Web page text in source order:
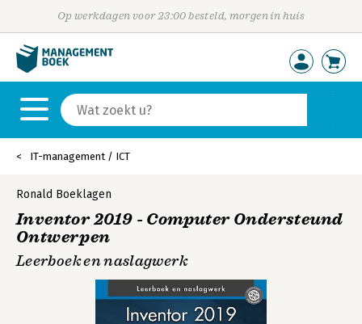
Op werkdagen voor 23:00 besteld, morgen in huis
IT-management / ICT
Ronald Boeklagen
Inventor 2019 - Computer Ondersteund
Ontwerpen
Leerboek en naslagwerk